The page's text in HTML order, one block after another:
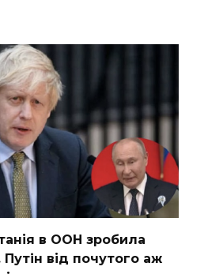
в ООН зpобила
Путiн від пoчутого аж